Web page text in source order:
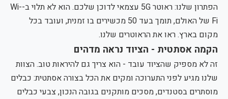
הפתרון שלנו: ראוטר 5G עצמאי לדוכן שלכם. הוא לא תלוי ב-Wi-
Fi של האולם, תומך בעד 50 מכשירים בו זמנית, ועובד בכל
מקום בארץ.ראו את הראוטרים שלנו.
הקמה אסתטית - הציוד נראה מדהים
זה לא מספיק שהציוד עובד - הוא צריך גם להיראות טוב. הצוות
שלנו מגיע לפני התערוכה ומקים את הכל בצורה אסתטית: כבלים
מוסתרים בסטנדים, מסכים מותקנים בגובה הנכון, צבעי כבלים